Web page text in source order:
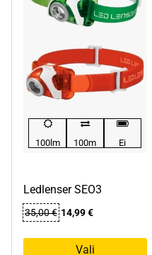
100lm 100m Ei
Ledlenser SEO3
35,00€ Algne
oli:
35,00 €.
14,99€Praegune
on:
14,99 €.
Vali